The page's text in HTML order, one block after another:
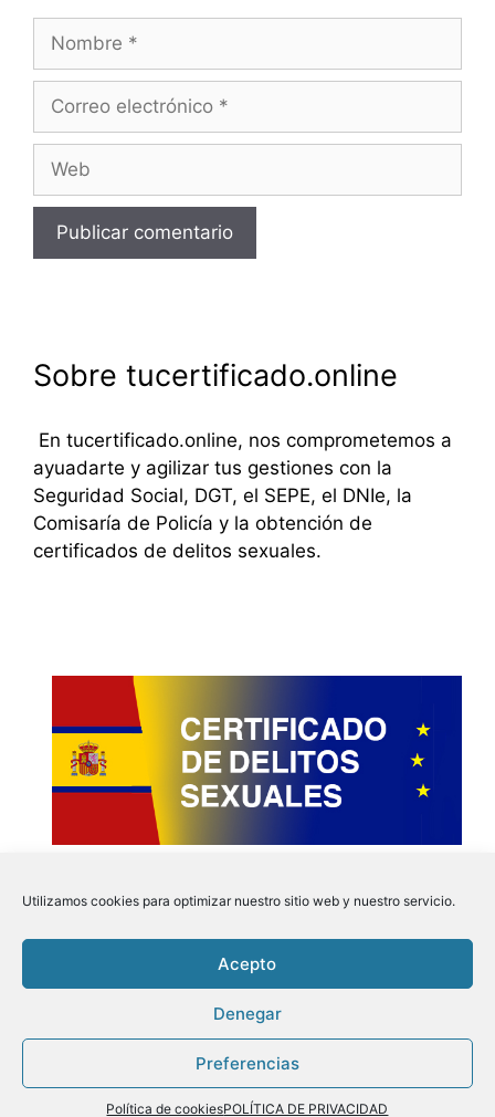
Utilizamos cookies para optimizar nuestro sitio web y nuestro servicio.
Acepto
Denegar
Preferencias
Política de cookiesPOLÍTICA DE PRIVACIDAD
Nombre
Correo
Web
Sobre tucertificado.online
En tucertificado.online, nos comprometemos a
ayuadarte y agilizar tus gestiones con la
Seguridad Social, DGT, el SEPE, el DNIe, la
Comisaría de Policía y la obtención de
certificados de delitos sexuales.
Instagram
Politica de Privacidad
Cookies
| Tu Certificado.online © 2026